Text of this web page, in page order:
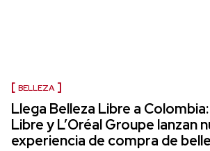
BELLEZA
Llega Belleza Libre a
Libre y L’Oréal Groupe lanzan
experiencia de compra de